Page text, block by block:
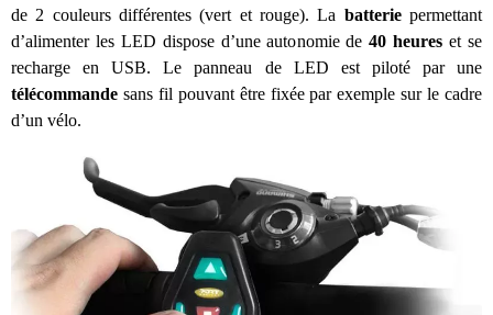
de 2 couleurs différentes (vert et rouge). La batteriepermettant
d’alimenter les LED dispose d’une autonomie de40 heures et se
recharge en USB. Le panneau de LED est piloté par une
télécommande sans fil pouvant être fixée par exemple sur le cadre
d’un vélo.